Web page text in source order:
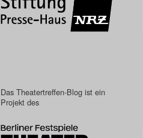
Das Theatertreffen-Blog ist ein
Projekt des